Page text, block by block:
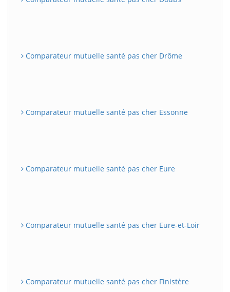
Comparateur mutuelle santé pas cher Drôme
Comparateur mutuelle santé pas cher Essonne
Comparateur mutuelle santé pas cher Eure
Comparateur mutuelle santé pas cher Eure-et-Loir
Comparateur mutuelle santé pas cher Finistère